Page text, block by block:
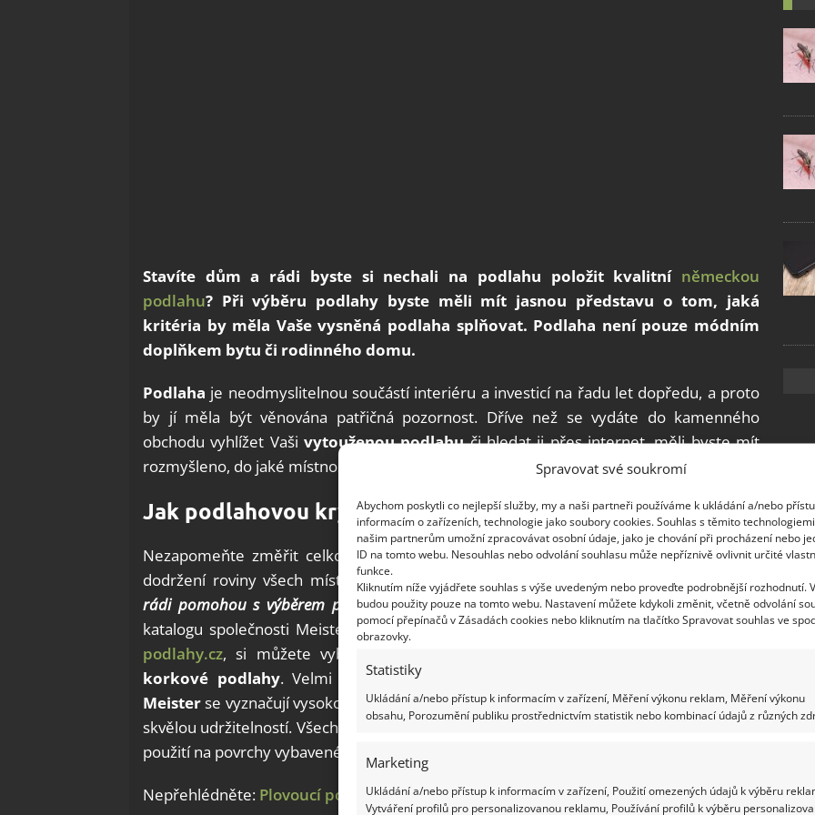
Spravovat své soukromí
Abychom poskytli co nejlepší služby, my a naši partneři používáme k ukládání a/nebo
informacím o zařízeních, technologie jako soubory cookies. Souhlas s těmito
našim partnerům umožní zpracovávat osobní údaje, jako je chování při procházení nebo
ID na tomto webu. Nesouhlas nebo odvolání souhlasu může nepříznivě ovlivnit určité
funkce.
Kliknutím níže vyjádřete souhlas s výše uvedeným nebo proveďte podrobnější rozhodnutí.
budou použity pouze na tomto webu. Nastavení můžete kdykoli změnit, včetně odvolání
pomocí přepínačů v Zásadách cookies nebo kliknutím na tlačítko Spravovat souhlas ve
obrazovky.
Statistiky
Ukládání a/nebo přístup k informacím v zařízení, Měření výkonu reklam, Měření výkonu
obsahu, Porozumění publiku prostřednictvím statistik nebo kombinací údajů z různých
Marketing
Ukládání a/nebo přístup k informacím v zařízení, Použití omezených údajů k výběru
Vytváření profilů pro personalizovanou reklamu, Používání profilů k výběru
Stavíte dům a rádi byste si nechali na podlahu položit kvalitní německou
podlahu? Při výběru podlahy byste měli mít jasnou představu o tom, jaká
kritéria by měla Vaše vysněná podlaha splňovat. Podlaha není pouze módním
doplňkem bytu či rodinného domu.
Podlaha je neodmyslitelnou součástí interiéru a investicí na řadu let dopředu, a proto
by jí měla být věnována patřičná pozornost. Dříve než se vydáte do kamenného
obchodu vyhlížet Vašivytouženou podlahuči hledat ji přes internet, měli byste mít
rozmyšleno, do jaké místnosti ji necháte umístit.
Jak podlahovou krytinu vybrat?
Nezapomeňte změřit celkovou výšku podlahové krytiny, která je velmi důležitá pro
dodržení roviny všech místností.Zaměstnanci německé společnosti Meister Vám velmi
rádi pomohou s výběrem podlahyvhodné právě do Vaší domácnosti. V nabídkovém
katalogu společnosti Meister, který naleznete na této webové adresewww.meister-
podlahy.cz, si můžete vybrat z velkého sortimentu zboží laminátové,
korkové podlahy. Velmi populární je také přírodní linoleum.
Meisterse vyznačují vysokou kvalitou, dlouholetou trvanlivostí, okouzlujícím vzhledem i
skvělou udržitelností. Všechny typy podlah od společnosti Meister jsou vhodné také pro
použití na povrchy vybavené
Nepřehlédněte: Plovoucí podlahanemusí být jen laminátová (druhy a pokládka)